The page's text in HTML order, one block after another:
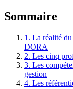
Sommaire
1. La réalité
DORA
2. Les cinq
3. Les
gestion
4. Les